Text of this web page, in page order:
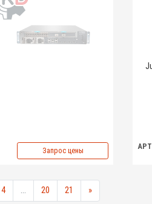
Запрос цены
4 ... 20 21 »